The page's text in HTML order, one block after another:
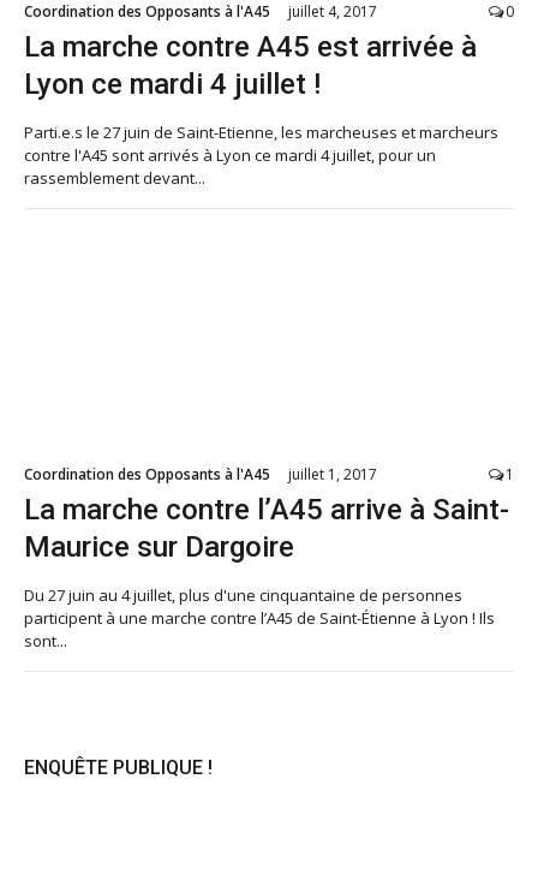
Coordination des Opposants à l'A45 juillet 4, 2017 0
La marche contre A45 est arrivée à
Lyon ce mardi 4 juillet !
Parti.e.s le 27 juin de Saint-Etienne, les marcheuses et marcheurs
contre l'A45 sont arrivés à Lyon ce mardi 4 juillet, pour un
rassemblement devant...
Coordination des Opposants à l'A45 juillet 1, 2017 1
La marche contre l’A45 arrive à Saint-
Maurice sur Dargoire
Du 27 juin au 4 juillet, plus d'une cinquantaine de personnes
participent à une marche contre l’A45 de Saint-Étienne à Lyon ! Ils
sont...
ENQUÊTE PUBLIQUE !